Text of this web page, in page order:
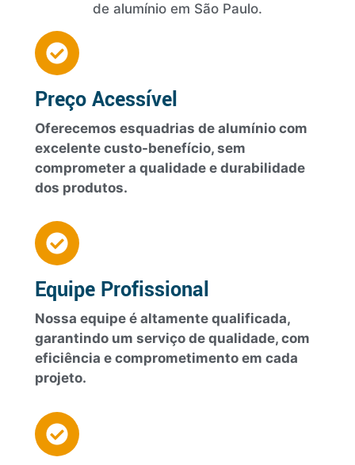
de alumínio em São Paulo.
Preço Acessível
Oferecemos esquadrias de alumínio com
excelente custo-benefício, sem
comprometer a qualidade e durabilidade
dos produtos.
Equipe Profissional
Nossa equipe é altamente qualificada,
garantindo um serviço de qualidade, com
eficiência e comprometimento em cada
projeto.